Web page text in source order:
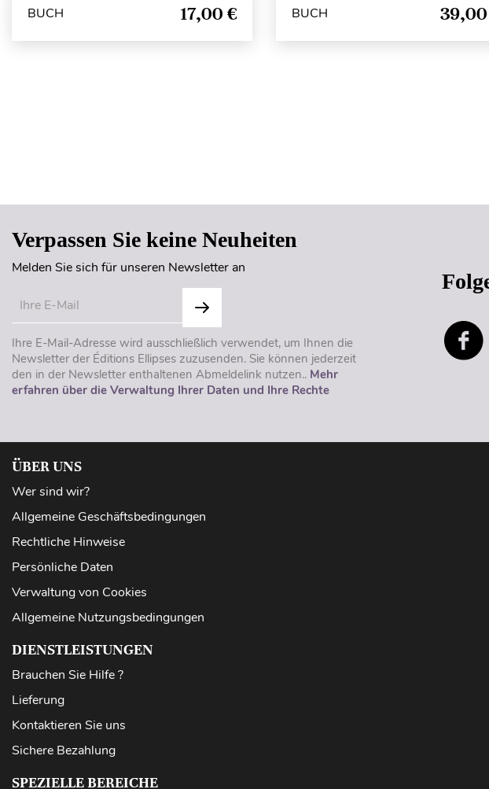
BUCH 17,00 € BUCH
Verpassen Sie keine Neuheiten
Melden Sie sich für unseren Newsletter an
Ihre E-Mail-Adresse wird ausschließlich verwendet, um Ihnen die
Newsletter der Éditions Ellipses zuzusenden. Sie können jederzeit
den in der Newsletter enthaltenen Abmeldelink nutzen.. Mehr
erfahren über die Verwaltung Ihrer Daten und Ihre Rechte
ÜBER UNS
Wer sind wir?
Allgemeine Geschäftsbedingungen
Rechtliche Hinweise
Persönliche Daten
Verwaltung von Cookies
Allgemeine Nutzungsbedingungen
DIENSTLEISTUNGEN
Brauchen Sie Hilfe ?
Lieferung
Kontaktieren Sie uns
Sichere Bezahlung
SPEZIELLE BEREICHE